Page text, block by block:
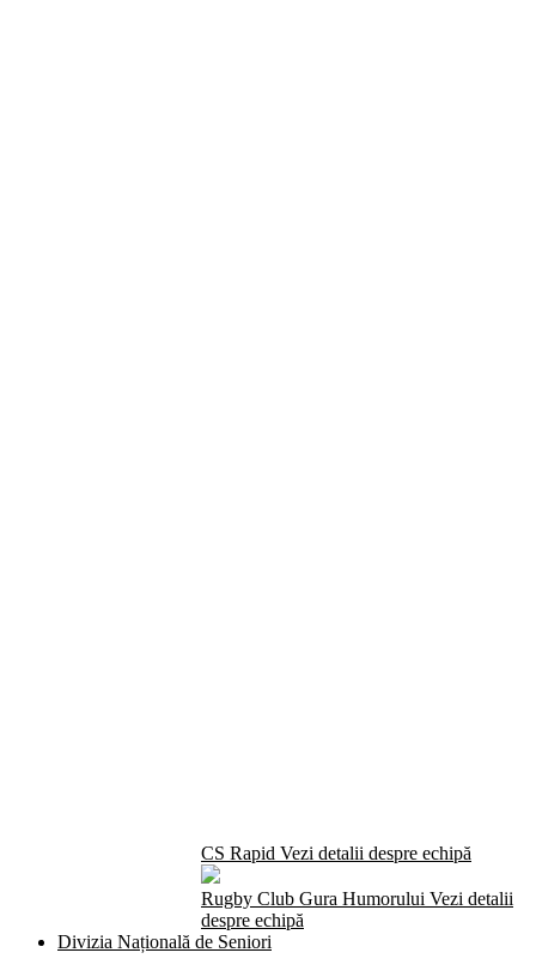
CS Rapid Vezi detalii despre echipă
Rugby Club Gura Humorului Vezi detalii
despre echipă
Divizia Națională de Seniori